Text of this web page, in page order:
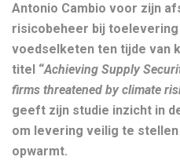
Antonio Cambio voor zijn
risicobeheer bij
voedselketen ten tijde van
titel “Achieving Supply
firms threatened by climate
geeft zijn studie inzicht in
om levering veilig te
opwarmt.